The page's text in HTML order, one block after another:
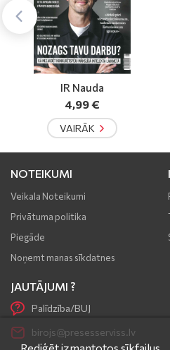
NOTEIKUMI
Veikala Noteikumi
Privātuma politika
Piegāde
Noņemt manas sīkdatnes
JAUTĀJUMI ?
Palīdzība/BUJ
birojs@presesserviss.lv